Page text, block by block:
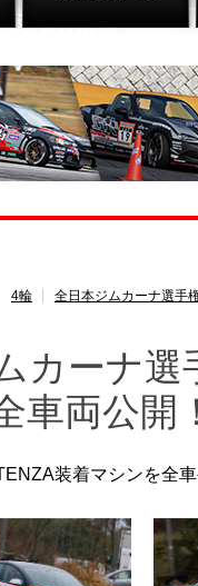
4輪 全日本ジムカーナ選手
カーナ選
車両公開！
装着マシンを全車